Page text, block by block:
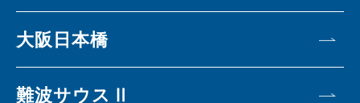
大阪日本橋
難波サウスⅡ